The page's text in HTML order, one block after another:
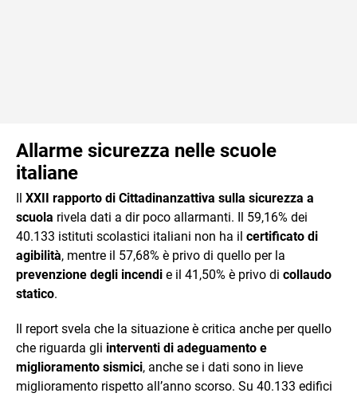
Allarme sicurezza nelle scuole
italiane
XXII rapporto di Cittadinanzattiva sulla sicurezza a
scuola rivela dati a dir poco allarmanti. Il 59,16% dei
40.133 istituti scolastici italiani non ha il certificato di
agibilità, mentre il 57,68% è privo di quello per la
prevenzione degli incendi e il 41,50% è privo di collaudo
statico.
Il report svela che la situazione è critica anche per quello
che riguarda gli interventi di adeguamento e
miglioramento sismici, anche se i dati sono in lieve
miglioramento rispetto all’anno scorso. Su 40.133 edifici